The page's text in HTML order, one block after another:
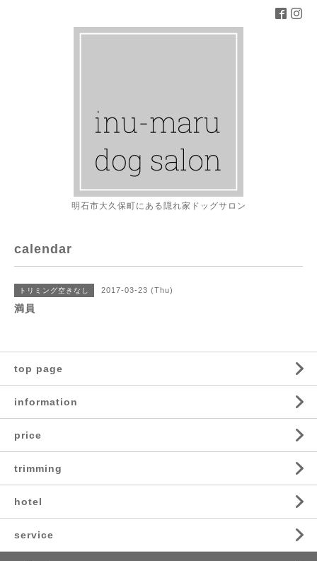
明石市大久保町にある隠れ家ドッグサロン
calendar
トリミング空きなし 2017-03-23 (Thu)
満員
top page
information
price
trimming
hotel
service